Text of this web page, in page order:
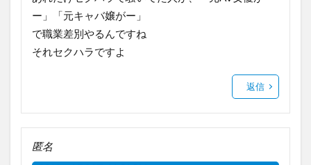
ー」「元キャバ嬢がー」
で職業差別やるんですね
それセクハラですよ
返信
匿名